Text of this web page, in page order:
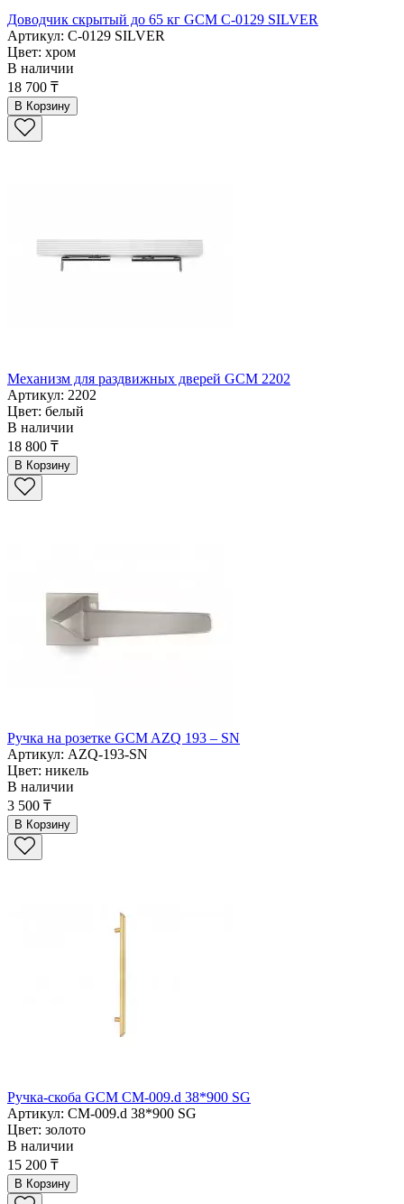
Доводчик скрытый до 65 кг GCM C-0129 SILVER
Артикул: C-0129 SILVER
Цвет: хром
В наличии
18 700 ₸
В Корзину
Механизм для раздвижных дверей GCM 2202
Артикул: 2202
Цвет: белый
В наличии
18 800 ₸
В Корзину
Ручка на розетке GCM AZQ 193 – SN
Артикул: AZQ-193-SN
Цвет: никель
В наличии
3 500 ₸
В Корзину
Ручка-скоба GCM СМ-009.d 38*900 SG
Артикул: СМ-009.d 38*900 SG
Цвет: золото
В наличии
15 200 ₸
В Корзину